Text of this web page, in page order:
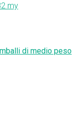
my
di medio peso